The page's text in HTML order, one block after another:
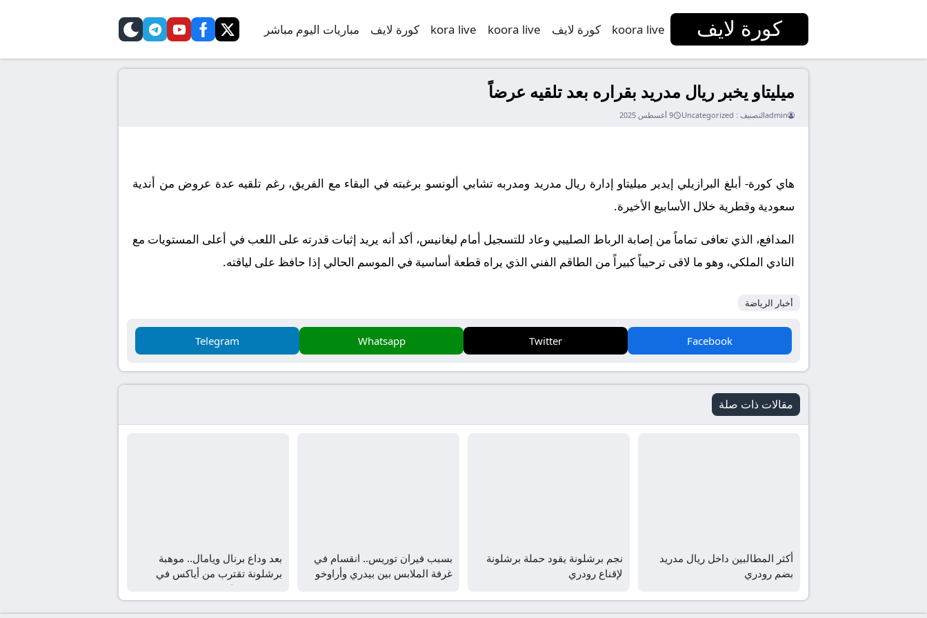
كورة لايف koora live كورة لايف koora live
kora live كورة لايف مباريات اليوم مباشر twitter
facebook
youtube
telegram
skin
ميليتاو يخبر ريال مدريد بقراره بعد تلقيه عرضاً
adminالتصنيف : Uncategorized 9 أغسطس 2025
هاي كورة- أبلغ البرازيلي إيدير ميليتاو إدارة ريال مدريد ومدربه تشابي ألونسو برغبته في البقاء مع الفريق، رغم تلقيه عدة عروض من أندية
سعودية وقطرية خلال الأسابيع الأخيرة.
المدافع، الذي تعافى تماماً من إصابة الرباط الصليبي وعاد للتسجيل أمام ليغانيس، أكد أنه يريد إثبات قدرته على اللعب في أعلى المستويات مع
النادي الملكي، وهو ما لاقى ترحيباً كبيراً من الطاقم الفني الذي يراه قطعة أساسية في الموسم الحالي إذا حافظ على لياقته.
أخبار الرياضة
Facebook
Twitter
Whatsapp
Telegram
مقالات ذات صلة
أكثر المطالبين داخل ريال مدريد
بضم رودري
نجم برشلونة يقود حملة برشلونة
لإقناع رودري
بسبب فيران توريس.. انقسام في
غرفة الملابس بين بيدري وأراوخو
بعد وداع برنال ويامال.. موهبة
برشلونة تقترب من أياكس في